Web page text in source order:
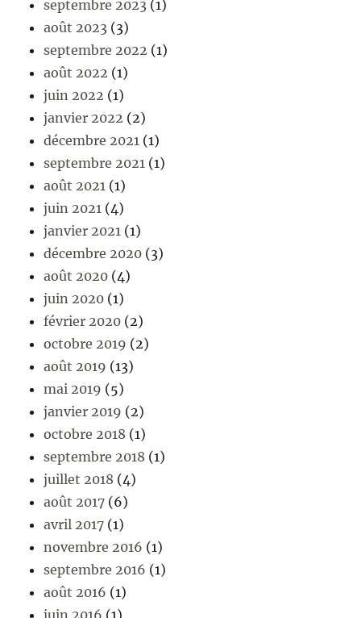
septembre 2023 (1)
août 2023 (3)
septembre 2022 (1)
août 2022 (1)
juin 2022 (1)
janvier 2022 (2)
décembre 2021 (1)
septembre 2021 (1)
août 2021 (1)
juin 2021 (4)
janvier 2021 (1)
décembre 2020 (3)
août 2020 (4)
juin 2020 (1)
février 2020 (2)
octobre 2019 (2)
août 2019 (13)
mai 2019 (5)
janvier 2019 (2)
octobre 2018 (1)
septembre 2018 (1)
juillet 2018 (4)
août 2017 (6)
avril 2017 (1)
novembre 2016 (1)
septembre 2016 (1)
août 2016 (1)